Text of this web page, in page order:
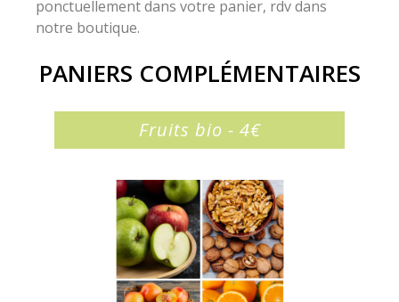
ponctuellement dans votre panier, rdv dans
notre boutique.
PANIERS COMPLÉMENTAIRES
Fruits bio - 4€